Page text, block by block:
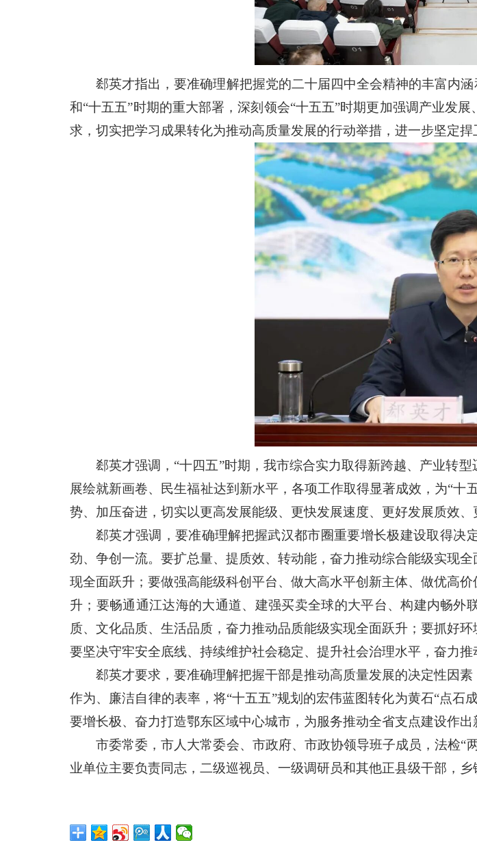
郄英才指出，要准确理解把握党的二十届四中全会精神的丰富内
和“十五五”时期的重大部署，深刻领会“十五五”时期更加强调产业发
求，切实把学习成果转化为推动高质量发展的行动举措，进一步坚定捍
郄英才强调，“十四五”时期，我市综合实力取得新跨越、产业转
展绘就新画卷、民生福祉达到新水平，各项工作取得显著成效，为“
势、加压奋进，切实以更高发展能级、更快发展速度、更好发展质效
郄英才强调，要准确理解把握武汉都市圈重要增长极建设取得
劲、争创一流。要扩总量、提质效、转动能，奋力推动综合能级实现
现全面跃升；要做强高能级科创平台、做大高水平创新主体、做优高
升；要畅通通江达海的大通道、建强买卖全球的大平台、构建内畅
质、文化品质、生活品质，奋力推动品质能级实现全面跃升；要抓好
要坚决守牢安全底线、持续维护社会稳定、提升社会治理水平，奋力推
郄英才要求，要准确理解把握干部是推动高质量发展的决定性因
作为、廉洁自律的表率，将“十五五”规划的宏伟蓝图转化为黄石“点
要增长极、奋力打造鄂东区域中心城市，为服务推动全省支点建设作出
市委常委，市人大常委会、市政府、市政协领导班子成员，法检
业单位主要负责同志，二级巡视员、一级调研员和其他正县级干部，